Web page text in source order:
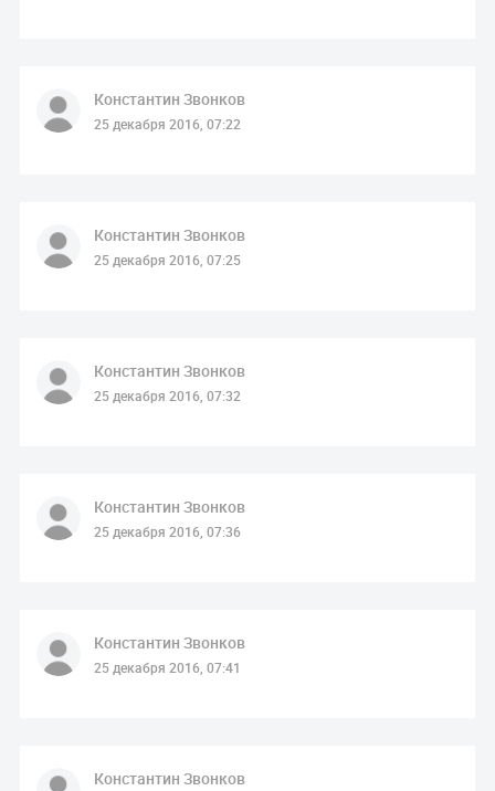
Константин Звонков
25 декабря 2016, 07:22
Константин Звонков
25 декабря 2016, 07:25
Константин Звонков
25 декабря 2016, 07:32
Константин Звонков
25 декабря 2016, 07:36
Константин Звонков
25 декабря 2016, 07:41
Константин Звонков